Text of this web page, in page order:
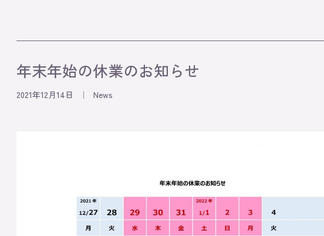
年末年始の休業のお知らせ
2021年12月14日 ｜ News